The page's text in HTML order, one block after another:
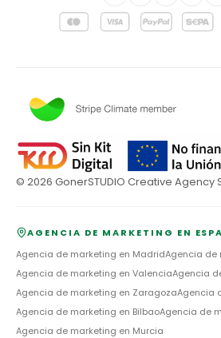
© 2026 GonerSTUDIO Creative Agency
AGENCIA DE MARKETING EN
Agencia de marketing en MadridAgencia de
Agencia de marketing en ValenciaAgencia
Agencia de marketing en ZaragozaAgencia
Agencia de marketing en BilbaoAgencia de
Agencia de marketing en Murcia